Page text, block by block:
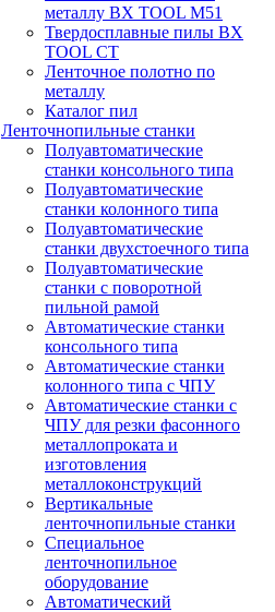
металлу BX TOOL M51
Твердосплавные пилы BX
TOOL CT
Ленточное полотно по
металлу
Каталог пил
Ленточнопильные станки
Полуавтоматические
станки консольного типа
Полуавтоматические
станки колонного типа
Полуавтоматические
станки двухстоечного типа
Полуавтоматические
станки с поворотной
пильной рамой
Автоматические станки
консольного типа
Автоматические станки
колонного типа с ЧПУ
Автоматические станки с
ЧПУ для резки фасонного
металлопроката и
изготовления
металлоконструкций
Вертикальные
ленточнопильные станки
Специальное
ленточнопильное
оборудование
Автоматический